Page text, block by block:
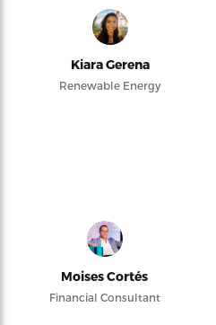
Kiara Gerena
Renewable Energy
Moises Cortés
Financial Consultant